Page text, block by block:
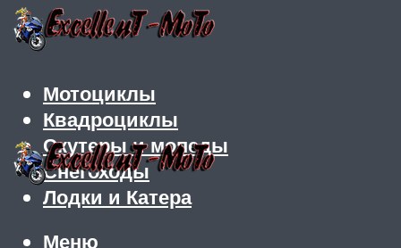
Мотоциклы
Квадроциклы
Скутеры и мопеды
Снегоходы
Лодки и Катера
Меню